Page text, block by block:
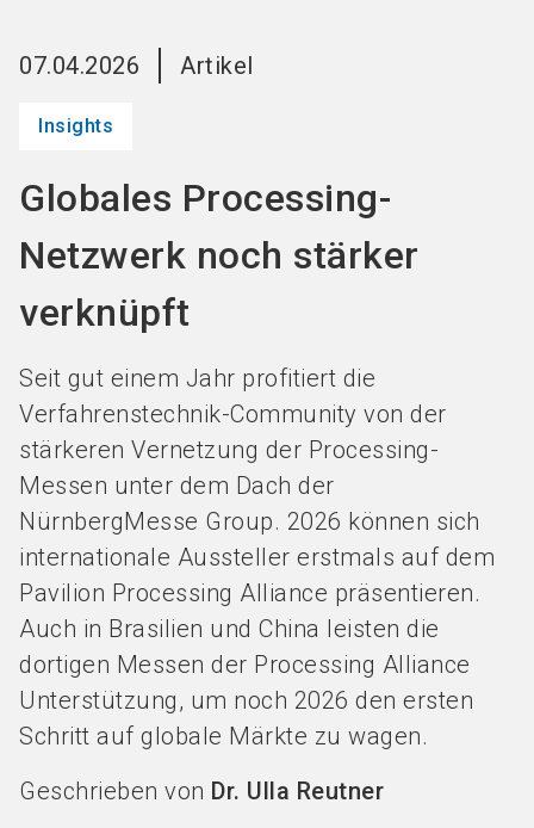
werden
07.04.2026 Artikel
Insights
Globales Processing-
Netzwerk noch stärker
verknüpft
Seit gut einem Jahr profitiert die
Verfahrenstechnik-Community von der
stärkeren Vernetzung der Processing-
Messen unter dem Dach der
NürnbergMesse Group. 2026 können sich
internationale Aussteller erstmals auf dem
Pavilion Processing Alliance präsentieren.
Auch in Brasilien und China leisten die
dortigen Messen der Processing Alliance
Unterstützung, um noch 2026 den ersten
Schritt auf globale Märkte zu wagen.
Geschrieben von Dr. Ulla Reutner